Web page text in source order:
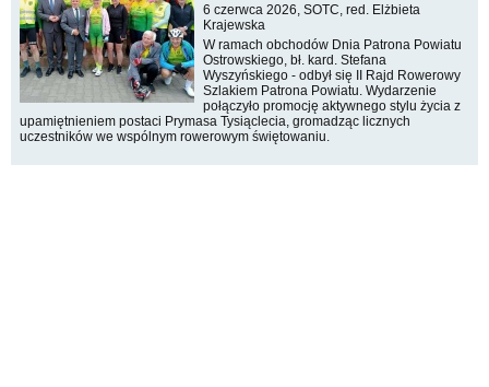
6 czerwca 2026, SOTC, red. Elżbieta
Krajewska
W ramach obchodów Dnia Patrona Powiatu
Ostrowskiego, bł. kard. Stefana
Wyszyńskiego - odbył się II Rajd Rowerowy
Szlakiem Patrona Powiatu. Wydarzenie
połączyło promocję aktywnego stylu życia z
upamiętnieniem postaci Prymasa Tysiąclecia, gromadząc licznych
uczestników we wspólnym rowerowym świętowaniu.